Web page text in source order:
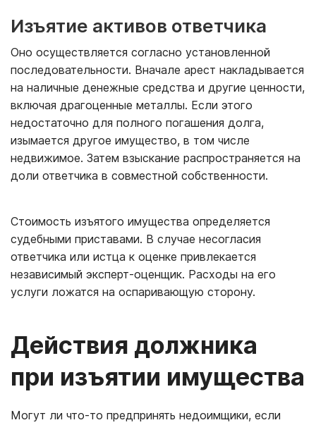
Изъятие активов ответчика
Оно осуществляется согласно установленной
последовательности. Вначале арест накладывается
на наличные денежные средства и другие ценности,
включая драгоценные металлы. Если этого
недостаточно для полного погашения долга,
изымается другое имущество, в том числе
недвижимое. Затем взыскание распространяется на
доли ответчика в совместной собственности.
Стоимость изъятого имущества определяется
судебными приставами. В случае несогласия
ответчика или истца к оценке привлекается
независимый эксперт-оценщик. Расходы на его
услуги ложатся на оспаривающую сторону.
Действия должника
при изъятии имущества
Могут ли что-то предпринять недоимщики, если